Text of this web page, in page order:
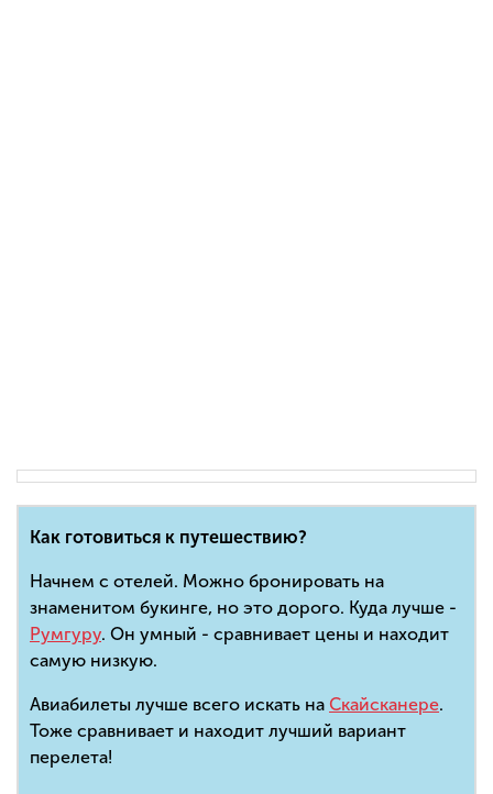
Как готовиться к путешествию?
Начнем с отелей. Можно бронировать на
знаменитом букинге, но это дорого. Куда лучше -
Румгуру. Он умный - сравнивает цены и находит
самую низкую.
Авиабилеты лучше всего искать на Скайсканере.
Тоже сравнивает и находит лучший вариант
перелета!